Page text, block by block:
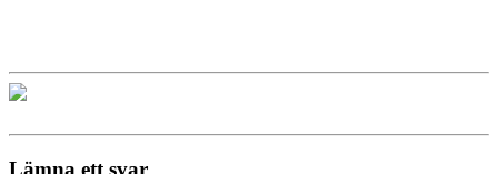
Lämna ett svar